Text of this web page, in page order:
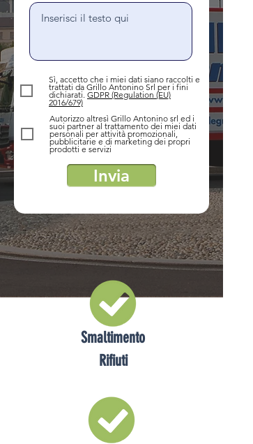
Sì, accetto che i miei dati siano raccolti e
trattati da Grillo Antonino Srl per i fini
dichiarati. GDPR (Regulation (EU)
2016/679)
Autorizzo altresì Grillo Antonino srl ed i
suoi partner al trattamento dei miei dati
personali per attività promozionali,
pubblicitarie e di marketing dei propri
prodotti e servizi
Invia
Smaltimento
Rifiuti